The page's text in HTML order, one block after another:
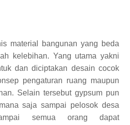
material bangunan yang beda
kelebihan. Yang utama yakni
dan diciptakan desain cocok
pengaturan ruang maupun
Selain tersebut gypsum pun
saja sampai pelosok desa
semua orang dapat